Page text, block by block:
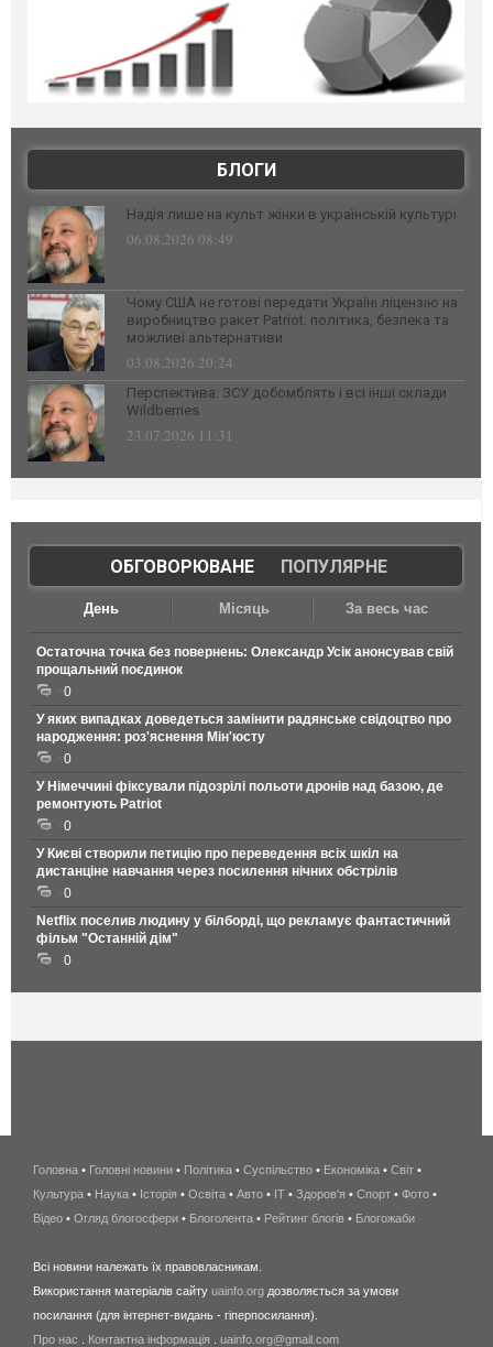
БЛОГИ
Надія лише на культ жінки в українській культурі
06.08.2026 08:49
Чому США не готові передати Україні ліцензію на
виробництво ракет Patriot: політика, безпека та
можливі альтернативи
03.08.2026 20:24
Перспектива: ЗСУ добомблять і всі інші склади
Wildberries
23.07.2026 11:31
ОБГОВОРЮВАНЕ| ПОПУЛЯРНЕ
День Місяць За весь час
Остаточна точка без повернень: Олександр Усік анонсував свій
прощальний поєдинок
0
У яких випадках доведеться замінити радянське свідоцтво про
народження: роз'яснення Мін'юсту
0
У Німеччині фіксували підозрілі польоти дронів над базою, де
ремонтують Patriot
0
У Києві створили петицію про переведення всіх шкіл на
дистанціне навчання через посилення нічних обстрілів
0
Netflix поселив людину у білборді, що рекламує фантастичний
фільм "Останній дім"
0
беспроводной
интернет
киев
wimax
в
Головна • Головні новини • Політика • Суспільство • Економіка • Світ •
Культура • Наука • Історія • Освіта • Авто • IT • Здоров'я • Спорт • Фото •
Відео • Огляд блогосфери • Блоголента • Рейтинг блогів • Блогожаби
Всі новини належать їх правовласникам.
Використання матеріалів сайту uainfo.org дозволяється за умови
посилання (для інтернет-видань - гіперпосилання).
Про нас
Контактна інформація uainfo.org@gmail.com